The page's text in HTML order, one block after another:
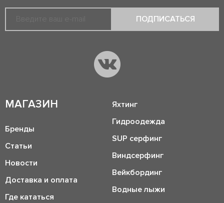
ПОДПИСАТЬСЯ
МАГАЗИН
Бренды
Статьи
Новости
Доставка и оплата
Где кататься
Яхтинг
Гидроодежда
SUP серфинг
Виндсерфинг
Вейкбординг
Водные лыжи